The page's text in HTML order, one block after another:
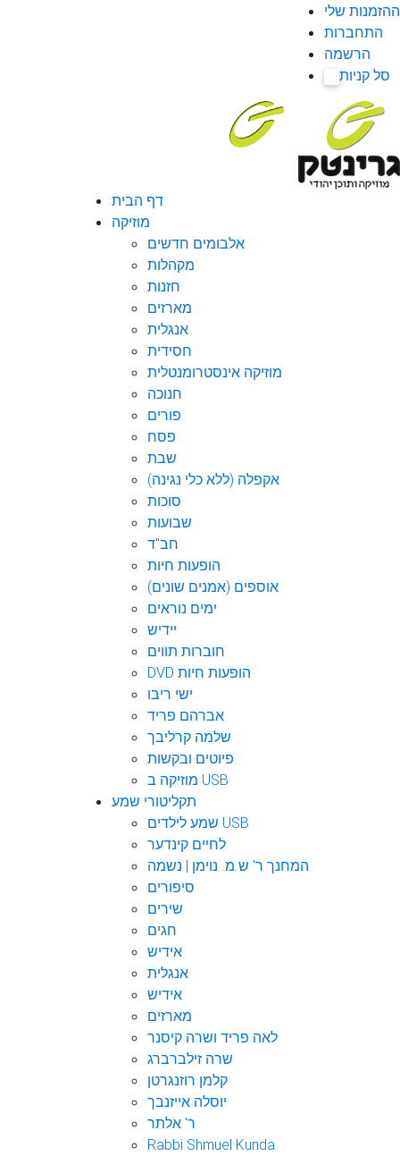
ההזמנות שלי
התחברות
הרשמה
סל קניות
דף הבית
מוזיקה
אלבומים חדשים
מקהלות
חזנות
מארזים
אנגלית
חסידית
מוזיקה אינסטרומנטלית
חנוכה
פורים
פסח
שבת
אקפלה (ללא כלי נגינה)
סוכות
שבועות
חב"ד
הופעות חיות
אוספים (אמנים שונים)
ימים נוראים
יידיש
חוברות תווים
DVD הופעות חיות
ישי ריבו
אברהם פריד
שלמה קרליבך
פיוטים ובקשות
מוזיקה ב USB
תקליטורי שמע
שמע לילדים USB
לחיים קינדער
המחנך ר' ש.מ. נוימן | נשמה
סיפורים
שירים
חגים
אידיש
אנגלית
אידיש
מארזים
לאה פריד ושרה קיסנר
שרה זילברברג
קלמן רוזנגרטן
יוסלה אייזנבך
ר' אלתר
Rabbi Shmuel Kunda